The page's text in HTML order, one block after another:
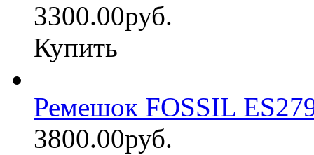
3300.00руб.
Купить
Ремешок FOSSIL
3800.00руб.